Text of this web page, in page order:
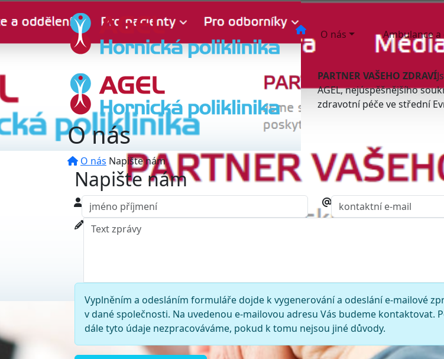
O nás Ambulance
PARTNER VAŠEHO ZDRAVÍ
AGEL, nejúspěšnějšího
zdravotní péče ve střední
O nás
O nás Napište nám
Napište nám
Vyplněním a odesláním formuláře dojde k vygenerování a odeslání e-mailové
v dané společnosti. Na uvedenou e-mailovou adresu Vás budeme kontaktovat.
dále tyto údaje nezpracováváme, pokud k tomu nejsou jiné důvody.